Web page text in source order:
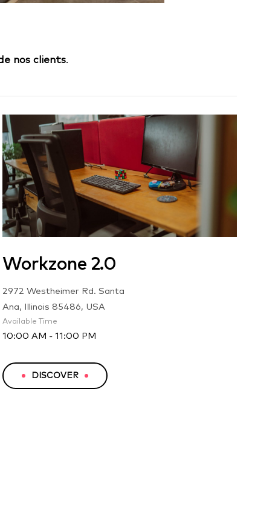
nos clients.
Workzone 2.0
2972 Westheimer Rd. Santa
Ana, Illinois 85486, USA
Available Time
10:00 AM - 11:00 PM
DISCOVER